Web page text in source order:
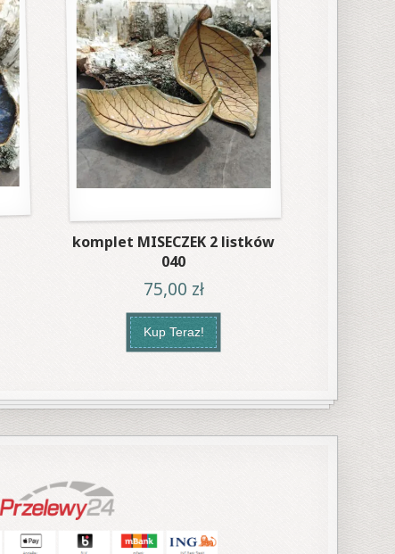
komplet MISECZEK 2 listków
040
75,00 zł
Kup Teraz!